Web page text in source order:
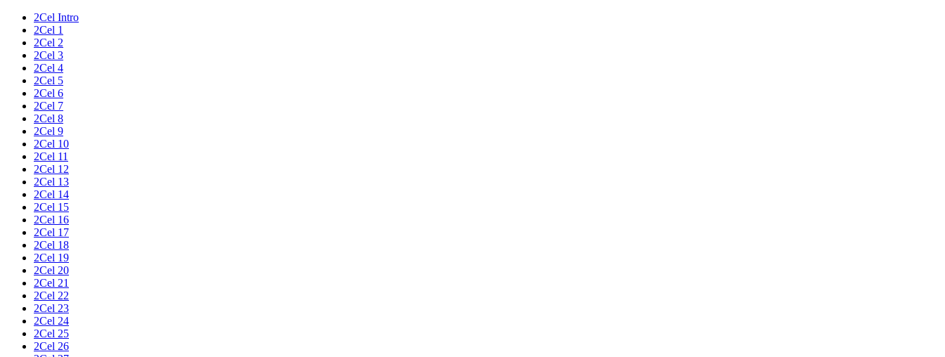
2Cel Intro
2Cel 1
2Cel 2
2Cel 3
2Cel 4
2Cel 5
2Cel 6
2Cel 7
2Cel 8
2Cel 9
2Cel 10
2Cel 11
2Cel 12
2Cel 13
2Cel 14
2Cel 15
2Cel 16
2Cel 17
2Cel 18
2Cel 19
2Cel 20
2Cel 21
2Cel 22
2Cel 23
2Cel 24
2Cel 25
2Cel 26